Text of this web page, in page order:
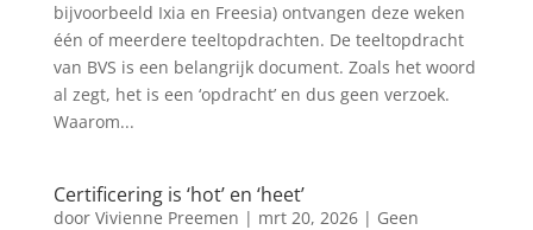
bijvoorbeeld Ixia en Freesia) ontvangen deze weken
één of meerdere teeltopdrachten. De teeltopdracht
van BVS is een belangrijk document. Zoals het woord
al zegt, het is een ‘opdracht’ en dus geen verzoek.
Waarom...
Certificering is ‘hot’ en ‘heet’
door Vivienne Preemen | mrt 20, 2026| Geen